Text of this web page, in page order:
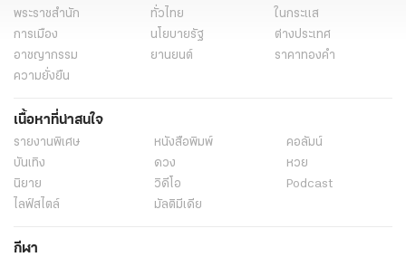
พระราชสำนัก ทั่วไทย
ในกระแส
การเมือง
นโยบายรัฐ
ต่างประเทศ
อาชญากรรม
ยานยนต์
ราคาทองคำ
ความยั่งยืน
เนื้อหาที่น่าสนใจ
รายงานพิเศษ หนังสือพิมพ์
คอลัมน์
บันเทิง
ดวง
หวย
นิยาย
วิดีโอ
Podcast
ไลฟ์สไตล์
มัลติมีเดีย
กีฬา